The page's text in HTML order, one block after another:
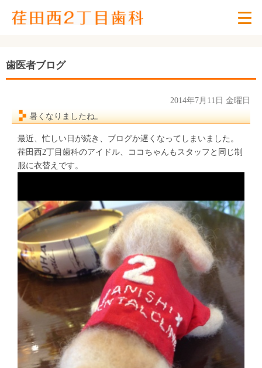
歯医者ブログ
2014年7月11日 金曜日
暑くなりましたね。
最近、忙しい日が続き、ブログか遅くなってしまいました。
荏田西2丁目歯科のアイドル、ココちゃんもスタッフと同じ制
服に衣替えです。